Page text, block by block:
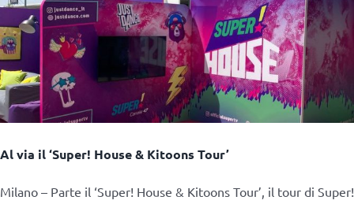
Al via il ‘Super! House & Kitoons Tour’
Milano – Parte il ‘Super! House & Kitoons Tour’, il tour di Super!